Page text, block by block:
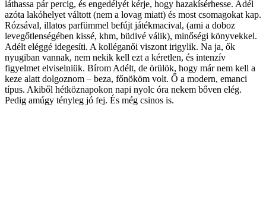
láthassa pár percig, és engedélyét kérje, hogy hazakísérhesse. Adél
azóta lakóhelyet váltott (nem a lovag miatt) és most csomagokat kap.
Rózsával, illatos parfümmel befújt játékmacival, (ami a doboz
levegőtlenségében kissé, khm, büdivé válik), minőségi könyvekkel.
Adélt eléggé idegesíti. A kolléganői viszont irigylik. Na ja, ők
nyugiban vannak, nem nekik kell ezt a kéretlen, és intenzív
figyelmet elviselniük. Bírom Adélt, de örülök, hogy már nem kell a
keze alatt dolgoznom – beza, főnököm volt. Ő a modern, emanci
típus. Akiből hétköznapokon napi nyolc óra nekem bőven elég.
Pedig amúgy tényleg jó fej. És még csinos is.